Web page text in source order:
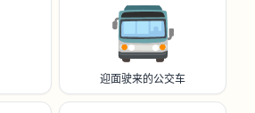
🚍️
迎面驶来的公交车